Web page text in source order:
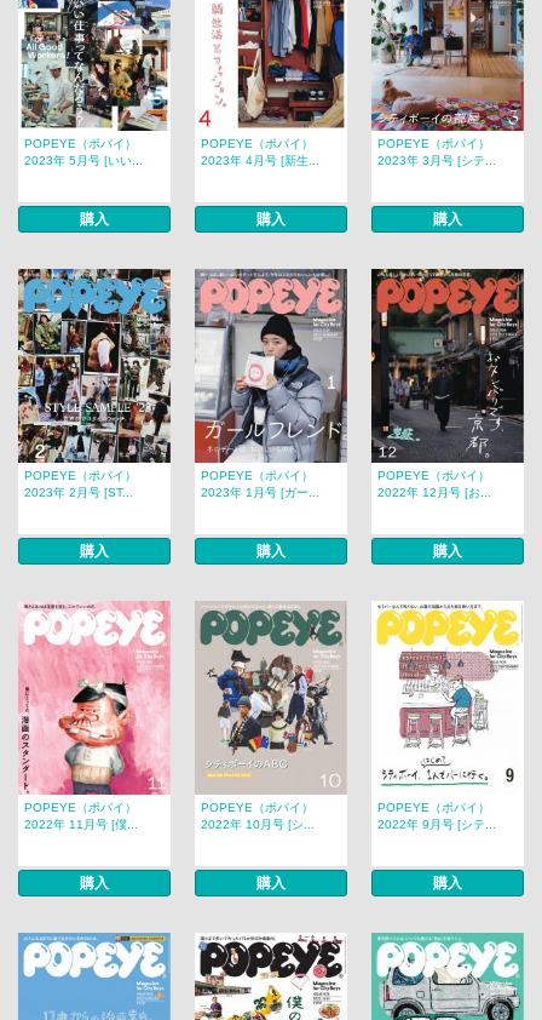
POPEYE（ポパイ）
2023年 5月号 [いい...
購入
POPEYE（ポパイ）
2023年 4月号 [新生...
購入
POPEYE（ポパイ）
2023年 3月号 [シテ...
購入
POPEYE（ポパイ）
2023年 2月号 [ST...
購入
POPEYE（ポパイ）
2023年 1月号 [ガー...
購入
POPEYE（ポパイ）
2022年 12月号 [お...
購入
POPEYE（ポパイ）
2022年 11月号 [僕...
購入
POPEYE（ポパイ）
2022年 10月号 [シ...
購入
POPEYE（ポパイ）
2022年 9月号 [シテ...
購入